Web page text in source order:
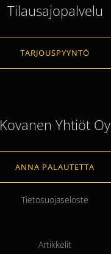
Tilausajopalvelu
TARJOUSPYYNTÖ
Kovanen Yhtiöt Oy
ANNA PALAUTETTA
Tietosuojaseloste
Artikkelit